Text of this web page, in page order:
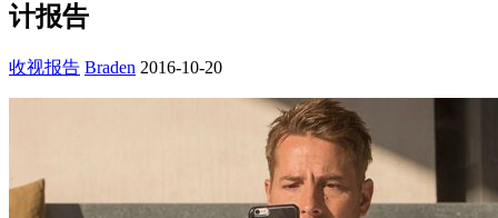
计报告
收视报告 Braden 2016-10-20